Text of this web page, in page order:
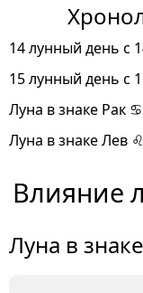
14 лунный день с
15 лунный день с
Луна в знаке Рак
Луна в знаке Лев
Влияние
Луна в